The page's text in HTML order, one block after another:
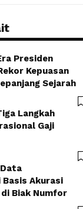
Presiden
Kepuasan
Sejarah
Langkah
Gaji
Basis Akurasi
Biak Numfor